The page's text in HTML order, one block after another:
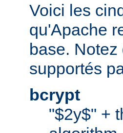
Voici les
qu'Apache
base.
supportés
bcrypt
"$2y$" +